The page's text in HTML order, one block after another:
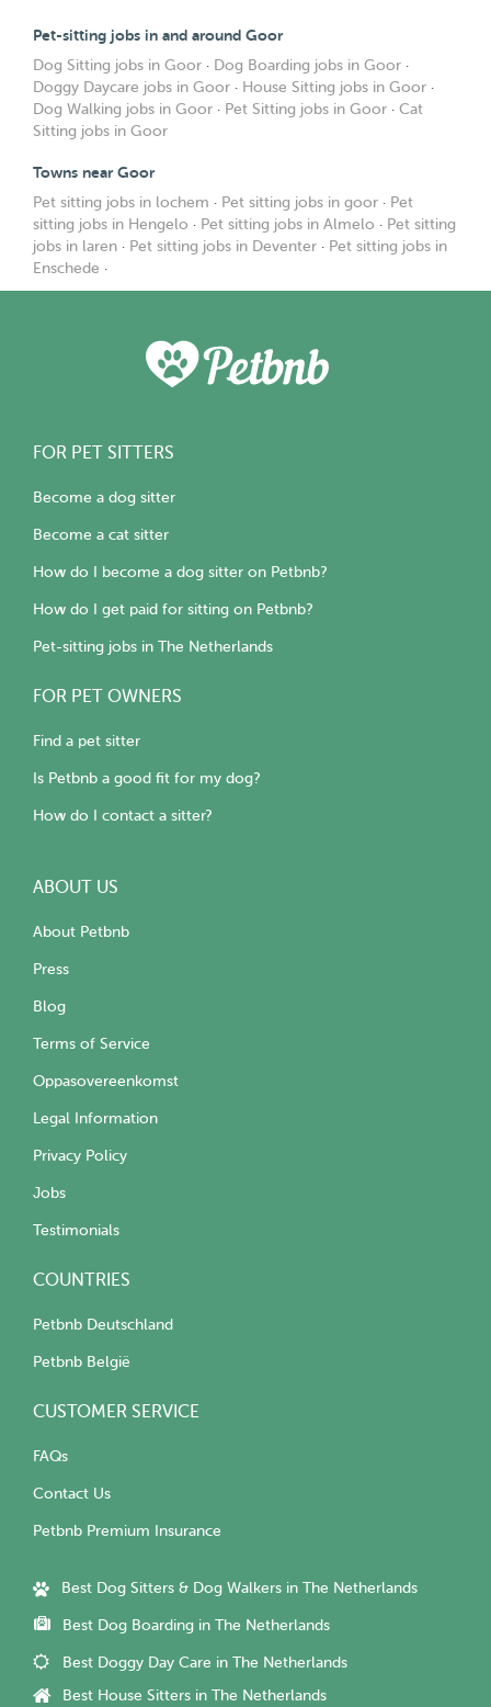
Pet-sitting jobs in and around Goor
Dog Sitting jobs in Goor · Dog Boarding jobs in Goor ·
Doggy Daycare jobs in Goor · House Sitting jobs in Goor ·
Dog Walking jobs in Goor · Pet Sitting jobs in Goor · Cat
Sitting jobs in Goor
Towns near Goor
Pet sitting jobs in lochem · Pet sitting jobs in goor · Pet
sitting jobs in Hengelo · Pet sitting jobs in Almelo · Pet sitting
jobs in laren · Pet sitting jobs in Deventer · Pet sitting jobs in
Enschede ·
FOR PET SITTERS
Become a dog sitter
Become a cat sitter
How do I become a dog sitter on Petbnb?
How do I get paid for sitting on Petbnb?
Pet-sitting jobs in The Netherlands
FOR PET OWNERS
Find a pet sitter
Is Petbnb a good fit for my dog?
How do I contact a sitter?
ABOUT US
About Petbnb
Press
Blog
Terms of Service
Oppasovereenkomst
Legal Information
Privacy Policy
Jobs
Testimonials
COUNTRIES
Petbnb Deutschland
Petbnb België
CUSTOMER SERVICE
FAQs
Contact Us
Petbnb Premium Insurance
Best Dog Sitters & Dog Walkers in The Netherlands
Best Dog Boarding in The Netherlands
Best Doggy Day Care in The Netherlands
Best House Sitters in The Netherlands